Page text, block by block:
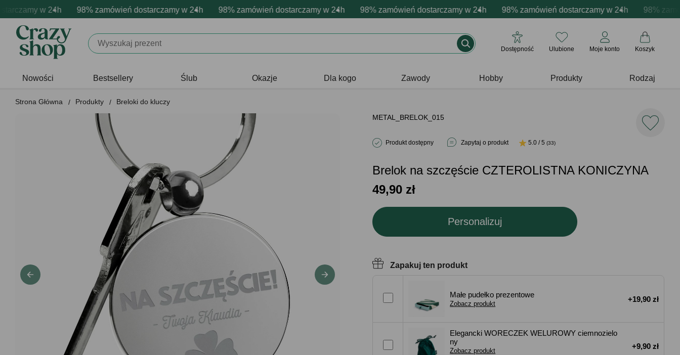
w 24h 98% zamówień dostarczamy w 24h 98% zamówień dostarczamy w 24h 98% zamówień dostarczamy w 24h 98% zamówień dostarczamy w 24h 98%
personalizacja produktów Profesjonalna i darmowa personalizacja produktów Profesjonalna i darmowa personalizacja produktów Profesjonalna i darmowa personalizacja
emocje - zawsze udane prezenty Prezentujemy pozytywne emocje - zawsze udane prezenty Prezentujemy pozytywne emocje - zawsze udane prezenty Prezentujemy
Dostępność Ulubione Moje konto Koszyk
Nowości Bestsellery Ślub Okazje Dla kogo Zawody Hobby Produkty Rodzaj
Strona Główna Produkty
Breloki do kluczy
METAL_BRELOK_015
Produkt dostępny Zapytaj o produkt 5.0 / 5(33)
Brelok na szczęście CZTEROLISTNA KONICZYNA
49,90 zł
Personalizuj
Zapakuj ten produkt
Małe pudełko prezentowe
Zobacz produkt
+19,90 zł
Elegancki WORECZEK WELUROWY ciemnozielo
ny
Zobacz produkt
+9,90 zł